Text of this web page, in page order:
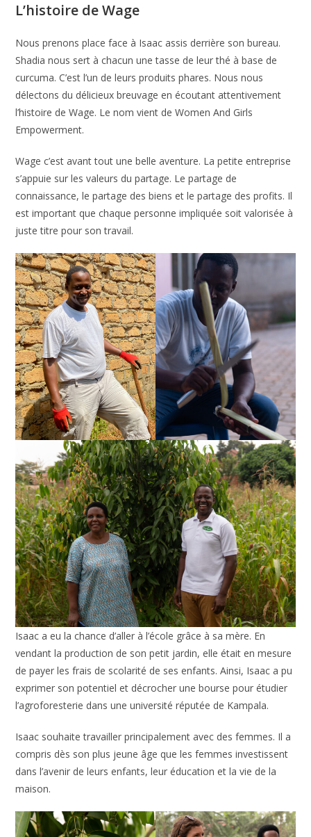
L’histoire de Wage
Nous prenons place face à Isaac assis derrière son bureau.
Shadia nous sert à chacun une tasse de leur thé à base de
curcuma. C’est l’un de leurs produits phares. Nous nous
délectons du délicieux breuvage en écoutant attentivement
l’histoire de Wage. Le nom vient de Women And Girls
Empowerment.
Wage c’est avant tout une belle aventure. La petite entreprise
s’appuie sur les valeurs du partage. Le partage de
connaissance, le partage des biens et le partage des profits. Il
est important que chaque personne impliquée soit valorisée à
juste titre pour son travail.
Isaac a eu la chance d’aller à l’école grâce à sa mère. En
vendant la production de son petit jardin, elle était en mesure
de payer les frais de scolarité de ses enfants. Ainsi, Isaac a pu
exprimer son potentiel et décrocher une bourse pour étudier
l’agroforesterie dans une université réputée de Kampala.
Isaac souhaite travailler principalement avec des femmes. Il a
compris dès son plus jeune âge que les femmes investissent
dans l’avenir de leurs enfants, leur éducation et la vie de la
maison.